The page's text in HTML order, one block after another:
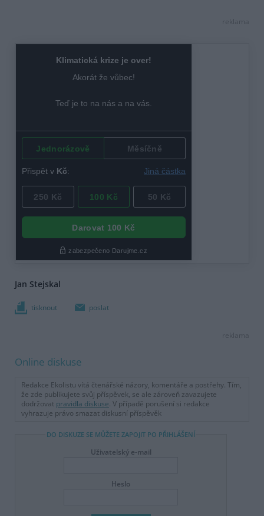
reklama
Jan Stejskal
tisknout poslat
reklama
Online diskuse
Redakce Ekolistu vítá čtenářské názory, komentáře a postřehy. Tím,
že zde publikujete svůj příspěvek, se ale zároveň zavazujete
dodržovat pravidla diskuse. V případě porušení si redakce
vyhrazuje právo smazat diskusní příspěvěk
DO DISKUZE SE MŮŽETE ZAPOJIT PO PŘIHLÁŠENÍ
Uživatelský e-mail
Heslo